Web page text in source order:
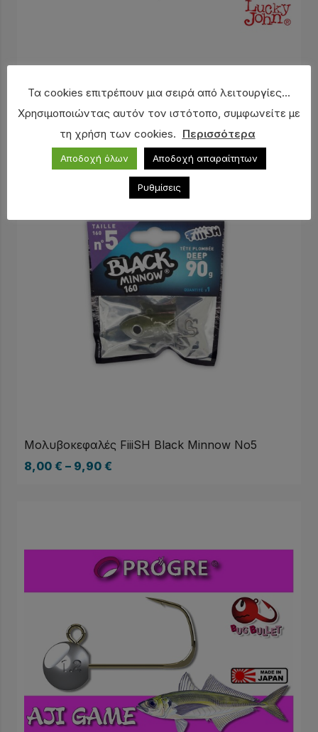
“Cheburashka”
3,80€–4,20€
Μολυβοκεφαλές FiiiSH Black Minnow No5
8,00 € – 9,90 €
Τα cookies επιτρέπουν μια σειρά από λειτουργίες...
Χρησιμοποιώντας αυτόν τον ιστότοπο, συμφωνείτε με
τη χρήση των cookies. Περισσότερα
Αποδοχή όλων Αποδοχή απαραίτητων
Ρυθμίσεις